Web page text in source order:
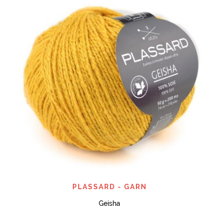
PLASSARD - GARN
Geisha